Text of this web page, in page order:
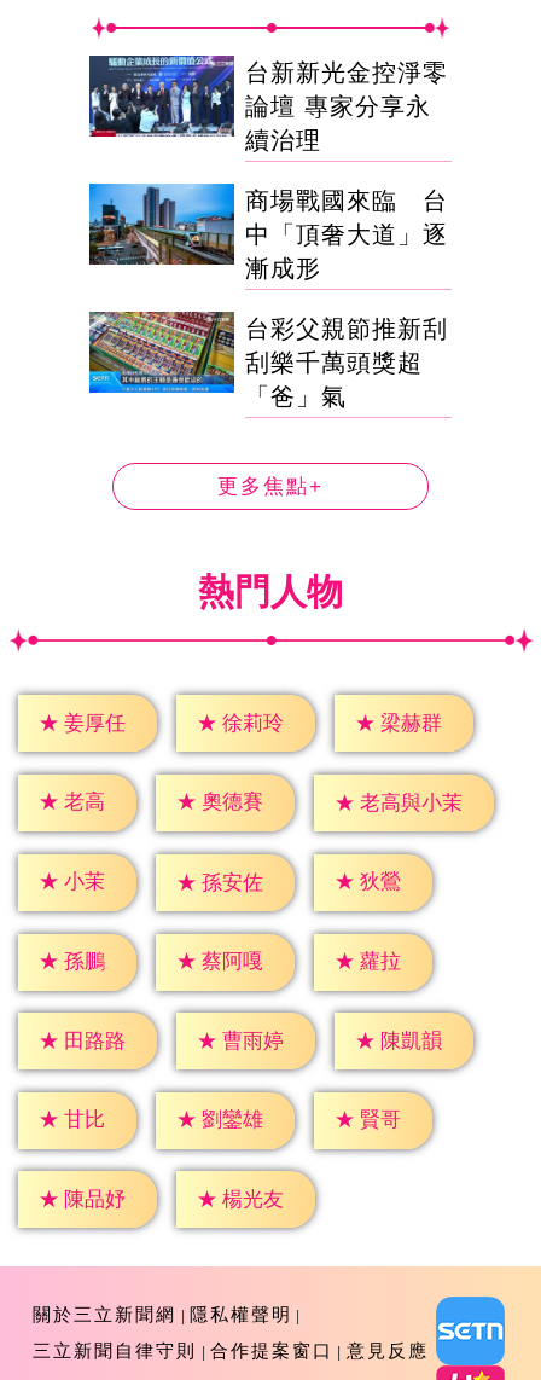
台新新光金控淨零
論壇 專家分享永
續治理
商場戰國來臨 台
中「頂奢大道」逐
漸成形
台彩父親節推新刮
刮樂千萬頭獎超
「爸」氣
更多焦點+
熱門人物
★ 姜厚任 ★ 徐莉玲 ★ 梁赫群
★ 老高 ★ 奧德賽 ★ 老高與小茉
★ 小茉 ★ 孫安佐 ★ 狄鶯
★ 孫鵬 ★ 蔡阿嘎 ★ 蘿拉
★ 田路路 ★ 曹雨婷 ★ 陳凱韻
★ 甘比 ★ 劉鑾雄 ★ 賢哥
★ 陳品妤 ★ 楊光友
關於三立新聞網
隱私權聲明
三立新聞自律守則
合作提案窗口 意見反應